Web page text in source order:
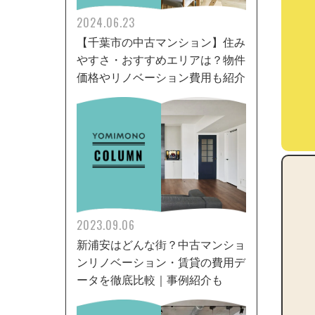
2024.06.23
【千葉市の中古マンション】住み
やすさ・おすすめエリアは？物件
価格やリノベーション費用も紹介
2023.09.06
新浦安はどんな街？中古マンショ
ンリノベーション・賃貸の費用デ
ータを徹底比較｜事例紹介も